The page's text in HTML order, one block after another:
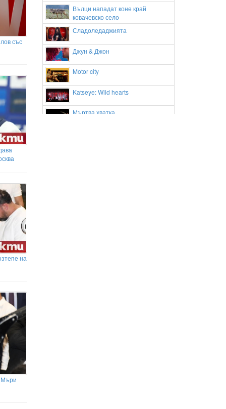
със
на
Мъри
Вълци нападат коне край
ковачевско село
Сладоледаджията
Джун & Джон
Motor city
Katseye: Wild hearts
Мъртва хватка